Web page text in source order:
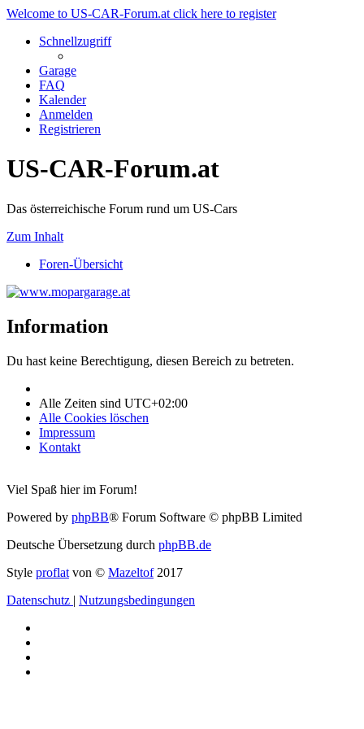
Welcome to US-CAR-Forum.at click here to register
Schnellzugriff
Garage
FAQ
Kalender
Anmelden
Registrieren
US-CAR-Forum.at
Das österreichische Forum rund um US-Cars
Zum Inhalt
Foren-Übersicht
Information
Du hast keine Berechtigung, diesen Bereich zu betreten.
Alle Zeiten sind UTC+02:00
Alle Cookies löschen
Impressum
Kontakt
Viel Spaß hier im Forum!
Powered by phpBB® Forum Software © phpBB Limited
Deutsche Übersetzung durch phpBB.de
Style proflat von © Mazeltof2017
Datenschutz | Nutzungsbedingungen